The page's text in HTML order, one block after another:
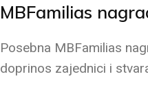
MBFamilias
Posebna MBFamilias
doprinos zajednici i